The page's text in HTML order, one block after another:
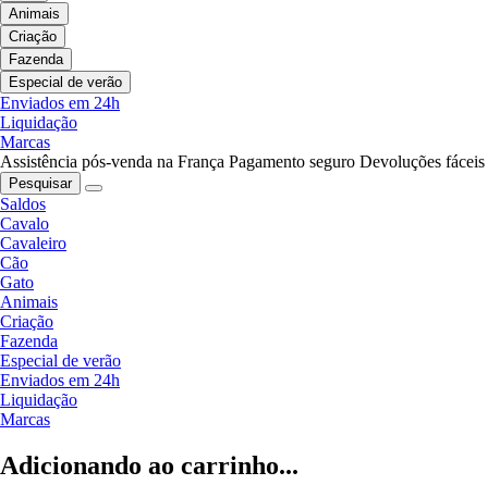
Animais
Criação
Fazenda
Especial de verão
Enviados em 24h
Liquidação
Marcas
Assistência pós-venda na França Pagamento seguro Devoluções fáceis
Pesquisar
Saldos
Cavalo
Cavaleiro
Cão
Gato
Animais
Criação
Fazenda
Especial de verão
Enviados em 24h
Liquidação
Marcas
Adicionando ao carrinho...